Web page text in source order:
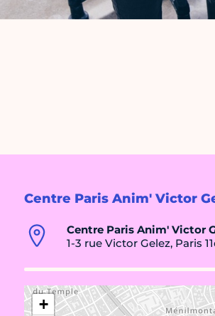
Centre Paris Anim' Victor
Centre Paris Anim' Victor
1-3 rue Victor Gelez, Paris
+